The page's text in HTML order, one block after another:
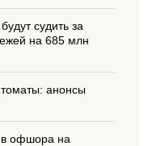
судить за
на 685 млн
анонсы
офшора на